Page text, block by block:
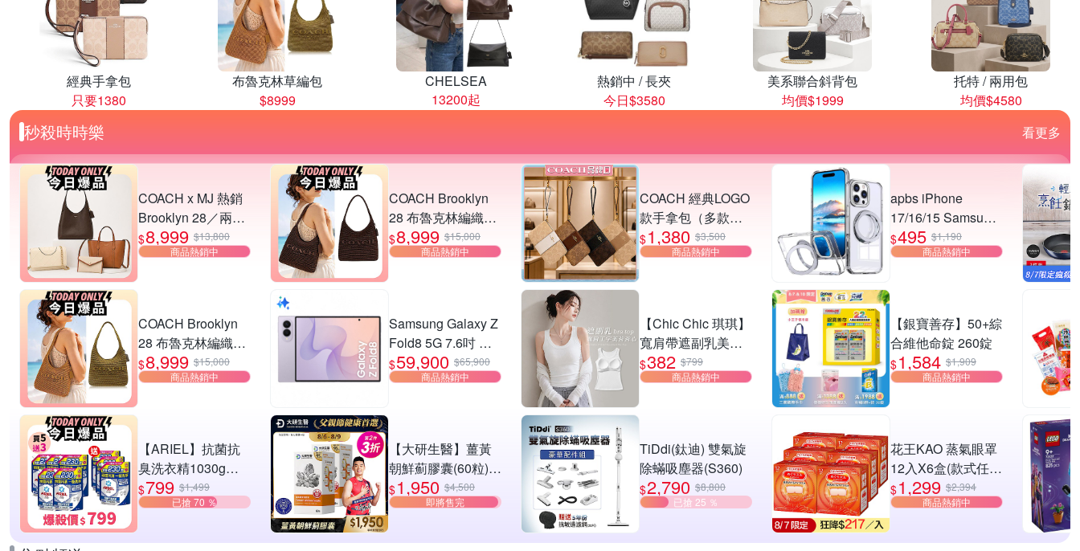
經典手拿包
只要1380
布魯克林草編包
$8999
CHELSEA
13200起
熱銷中 / 長夾
今日$3580
美系聯合斜背包
均價$1999
托特 / 兩用包
均價$4580
秒殺時時樂 看更多
COACH x MJ 熱銷
Brooklyn 28／兩用
／斜背包均一價-多
款可選
$8,999 $13,800
商品熱銷中
COACH Brooklyn
28 布魯克林編織款
單肩包-橄欖綠
$8,999 $15,000
商品熱銷中
【ARIEL】抗菌抗
臭洗衣精1030g補
充包 X8 (抗菌去漬/
室內晾曬) 兩款任選
$799 $1,499
已搶 70 ％
COACH Brooklyn
28 布魯克林編織款
單肩包-深咖
$8,999 $15,000
商品熱銷中
Samsung Galaxy Z
Fold8 5G 7.6吋 摺
疊手機 (12G/512G)
$59,900 $65,900
商品熱銷中
【大研生醫】薑黃
朝鮮薊膠囊(60粒)
(第2件3折)(共計2
盒)
$1,950 $4,500
即將售完
COACH 經典LOGO
款手拿包（多款任
選）
$1,380 $3,500
商品熱銷中
【Chic Chic 琪琪】
寬肩帶遮副乳美背
BraTop(無鋼圈/自
帶胸墊/日常百搭/修
$382 $799
商品熱銷中
TiDdi(鈦迪) 雙氣旋
除蟎吸塵器(S360)
$2,790 $8,800
已搶 25 ％
apbs iPhone
17/16/15 Samsung
S26/S25系列 軍規
360旋轉磁吸立架手
$495 $1,190
商品熱銷中
【銀寶善存】50+綜
合維他命錠 260錠
$1,584 $1,909
商品熱銷中
花王KAO 蒸氣眼罩
12入X6盒(款式任
選)
$1,299 $2,394
商品熱銷中